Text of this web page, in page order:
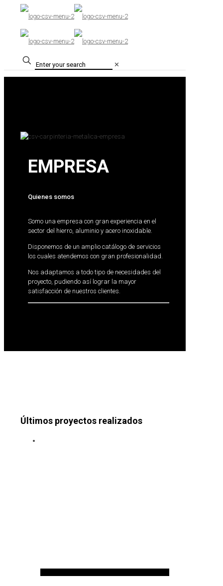
✕
EMPRESA
Quienes somos
Somo una empresa con gran experiencia en el
sector del hierro, aluminio y acero inoxidable.
Disponemos de un amplio catálogo de servicios
los cuales atendemos con gran profesionalidad.
Nos adaptamos a todo tipo de necesidades del
proyecto, pudiendo así lograr la mayor
satisfacción de nuestros clientes.
Últimos proyectos realizados